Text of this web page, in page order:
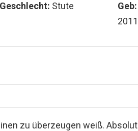
Geschlecht: Stute
Geb:
2011
zu überzeugen weiß. Absolut